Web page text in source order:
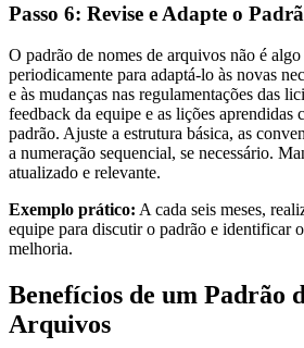
Passo 6: Revise e Adapte o
O padrão de nomes de arquivos não é
periodicamente para adaptá-lo às novas
e às mudanças nas regulamentações das
feedback da equipe e as lições aprendidas
padrão. Ajuste a estrutura básica, as
a numeração sequencial, se necessário.
atualizado e relevante.
Exemplo prático: A cada seis meses,
equipe para discutir o padrão e identificar
melhoria.
Benefícios de um Padrão
Arquivos